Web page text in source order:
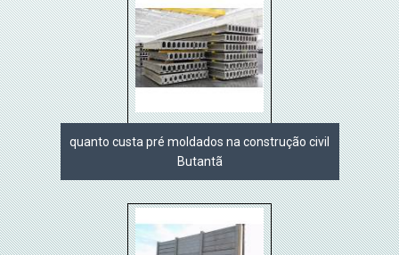
quanto custa pré moldados na construção civil
Butantã